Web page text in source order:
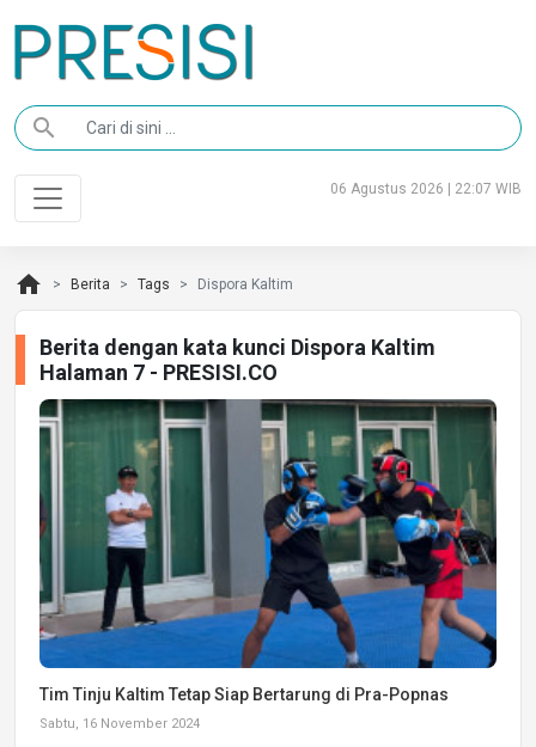
search
06 Agustus 2026 | 22:07 WIB
home Berita Tags Dispora Kaltim
Berita dengan kata kunci Dispora Kaltim
Halaman 7 - PRESISI.CO
Tim Tinju Kaltim Tetap Siap Bertarung di Pra-Popnas
Sabtu, 16 November 2024